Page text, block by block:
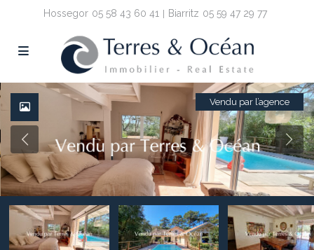
Hossegor 05 58 43 60 41 Biarritz 05 59 47 29 77
Vendu par l’agence